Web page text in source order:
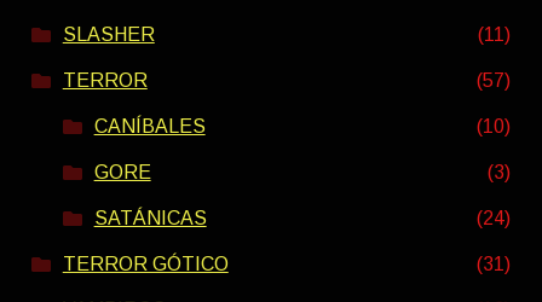
SLASHER (11)
TERROR (57)
CANÍBALES (10)
GORE (3)
SATÁNICAS (24)
TERROR GÓTICO (31)